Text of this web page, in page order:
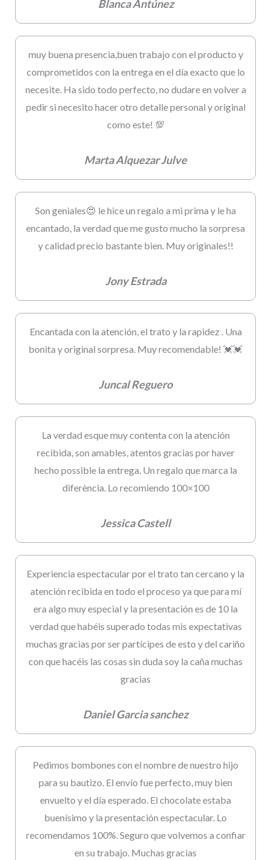
Blanca Antúnez
muy buena presencia,buen trabajo con el producto y
comprometidos con la entrega en el día exacto que lo
necesite. Ha sido todo perfecto, no dudare en volver a
pedir si necesito hacer otro detalle personal y original
como este! 💯
Marta Alquezar Julve
Son geniales😍 le hice un regalo a mi prima y le ha
encantado, la verdad que me gusto mucho la sorpresa
y calidad precio bastante bien. Muy originales!!
Jony Estrada
Encantada con la atención, el trato y la rapidez . Una
bonita y original sorpresa. Muy recomendable! 💓💓
Juncal Reguero
La verdad esque muy contenta con la atención
recibida, son amables, atentos gracias por haver
hecho possible la entrega. Un regalo que marca la
diferència. Lo recomiendo 100×100
Jessica Castell
Experiencia espectacular por el trato tan cercano y la
atención recibida en todo el proceso ya que para mí
era algo muy especial y la presentación es de 10 la
verdad que habéis superado todas mis expectativas
muchas gracias por ser partícipes de esto y del cariño
con que hacéis las cosas sin duda soy la caña muchas
gracias
Daniel Garcia sanchez
Pedimos bombones con el nombre de nuestro hijo
para su bautizo. El envío fue perfecto, muy bien
envuelto y el día esperado. El chocolate estaba
buenísimo y la presentación espectacular. Lo
recomendamos 100%. Seguro que volvemos a confiar
en su trabajo. Muchas gracias